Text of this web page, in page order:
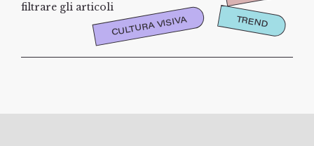
filtrare gli articoli
CULTURA VISIVA TREND